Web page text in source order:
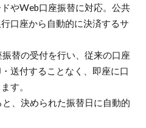
やWeb口座振替に対応。公共
口座から自動的に決済するサ
替の受付を行い、従来の口座
送付することなく、即座に口
す。
、決められた振替日に自動的